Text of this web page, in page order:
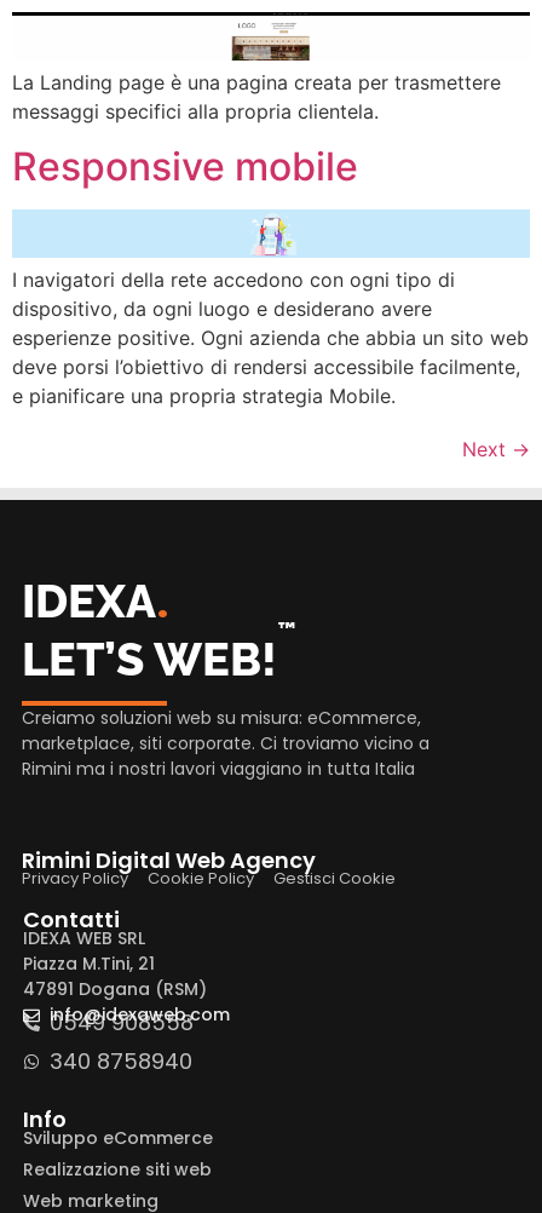
La Landing page è una pagina creata per trasmettere
messaggi specifici alla propria clientela.
Responsive mobile
I navigatori della rete accedono con ogni tipo di
dispositivo, da ogni luogo e desiderano avere
esperienze positive. Ogni azienda che abbia un sito web
deve porsi l’obiettivo di rendersi accessibile facilmente,
e pianificare una propria strategia Mobile.
Next →
IDEXA.
LET’S WEB!
™
Creiamo soluzioni web su misura: eCommerce,
marketplace, siti corporate. Ci troviamo vicino a
Rimini ma i nostri lavori viaggiano in tutta Italia
Rimini Digital Web Agency
Privacy Policy Cookie Policy Gestisci Cookie
Contatti
IDEXA WEB SRL
Piazza M.Tini, 21
47891 Dogana (RSM)
info@idexaweb.com
0549 908558
340 8758940
Info
Sviluppo eCommerce
Realizzazione siti web
Web marketing